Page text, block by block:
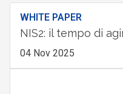
WHITE PAPER
NIS2: il tempo di
04 Nov 2025